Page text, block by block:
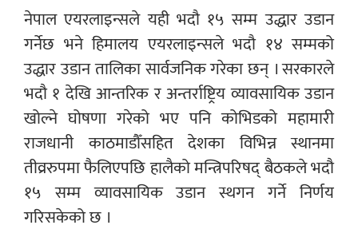
नेपाल एयरलाइन्सले यही भदौ १५ सम्म उद्धार उडान
गर्नेछ भने हिमालय एयरलाइन्सले भदौ १४ सम्मको
उद्धार उडान तालिका सार्वजनिक गरेका छन् । सरकारले
भदौ १ देखि आन्तरिक र अन्तर्राष्ट्रिय व्यावसायिक उडान
खोल्ने घोषणा गरेको भए पनि कोभिडको महामारी
राजधानी काठमाडौँसहित देशका विभिन्न स्थानमा
तीव्ररुपमा फैलिएपछि हालैको मन्त्रिपरिषद् बैठकले भदौ
१५ सम्म व्यावसायिक उडान स्थगन गर्ने निर्णय
गरिसकेको छ ।